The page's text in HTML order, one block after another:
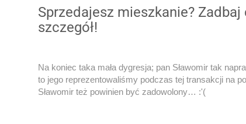
Sprzedajesz mieszkanie?
szczegół!
Na koniec taka mała dygresja; pan Sławomir tak
to jego reprezentowaliśmy podczas tej transakcji na
Sławomir też powinien być zadowolony… :'(